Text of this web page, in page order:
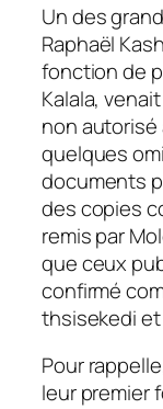
Un des
Raphaël
fonction de
Kalala,
non
quelques
documents
des copies
remis par
que ceux
confirmé
thsisekedi
Pour
leur premier